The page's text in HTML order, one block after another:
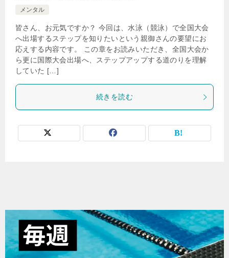
メンタル
皆さん、お元気ですか？ 今回は、水泳（競泳）で全国大会
へ出場するステップを知りたいという親御さんの要望にお
応えする内容です。 この章をお読みいただき、全国大会か
ら更に国際大会出場へ、ステップアップする道のりを理解
していた […]
続きを読む